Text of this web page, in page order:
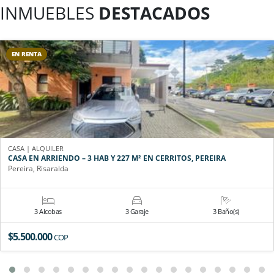
INMUEBLES DESTACADOS
EN RENTA
CASA | ALQUILER
CASA EN ARRIENDO – 3 HAB Y 227 M² EN CERRITOS, PEREIRA
Pereira, Risaralda
3 Alcobas 3 Garaje 3 Baño(s)
$5.500.000COP